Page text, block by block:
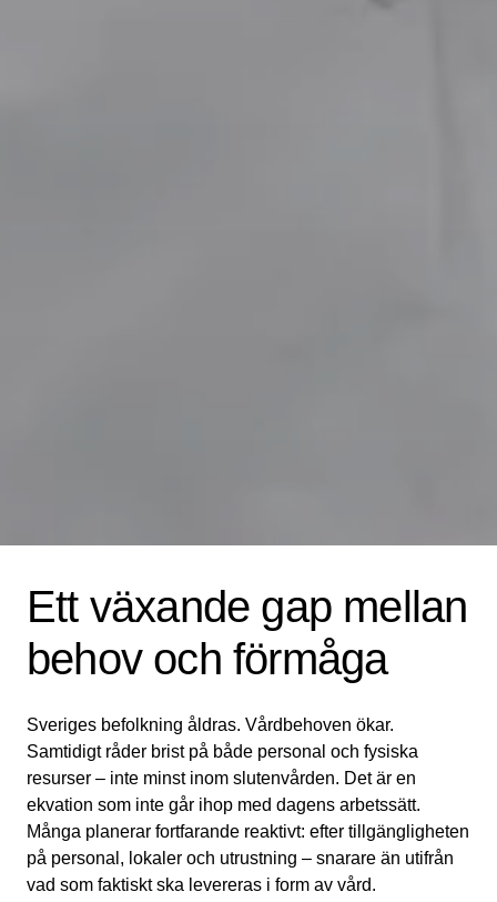
Ett växande gap mellan
behov och förmåga
Sveriges befolkning åldras. Vårdbehoven ökar.
Samtidigt råder brist på både personal och fysiska
resurser – inte minst inom slutenvården. Det är en
ekvation som inte går ihop med dagens arbetssätt.
Många planerar fortfarande reaktivt: efter tillgängligheten
på personal, lokaler och utrustning – snarare än utifrån
vad som faktiskt ska levereras i form av vård.